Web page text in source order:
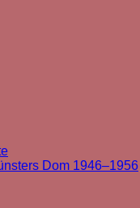
Dom 1946–1956